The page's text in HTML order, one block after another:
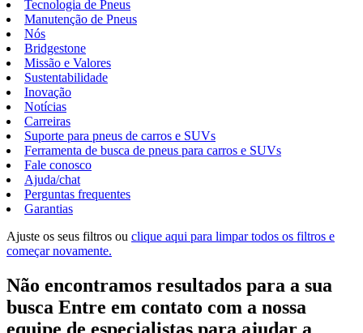
Tecnologia de Pneus
Manutenção de Pneus
Nós
Bridgestone
Missão e Valores
Sustentabilidade
Inovação
Notícias
Carreiras
Suporte para pneus de carros e SUVs
Ferramenta de busca de pneus para carros e SUVs
Fale conosco
Ajuda/chat
Perguntas frequentes
Garantias
Ajuste os seus filtros ou clique aqui para limpar todos os filtros e
começar novamente.
Não encontramos resultados para a sua
busca Entre em contato com a nossa